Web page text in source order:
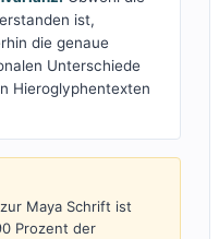
ist,
die genaue
Unterschiede
Hieroglyphentexten
Maya Schrift ist
Prozent der